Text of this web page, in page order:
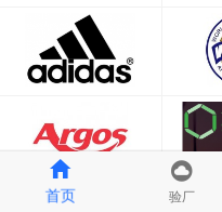
首页 验厂